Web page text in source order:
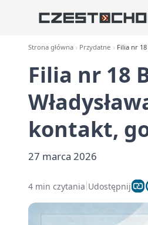
Strona główna Przydatne Filia nr
Filia nr 18
kontakt,
27 marca 2026
4 min czytania Udostępnij